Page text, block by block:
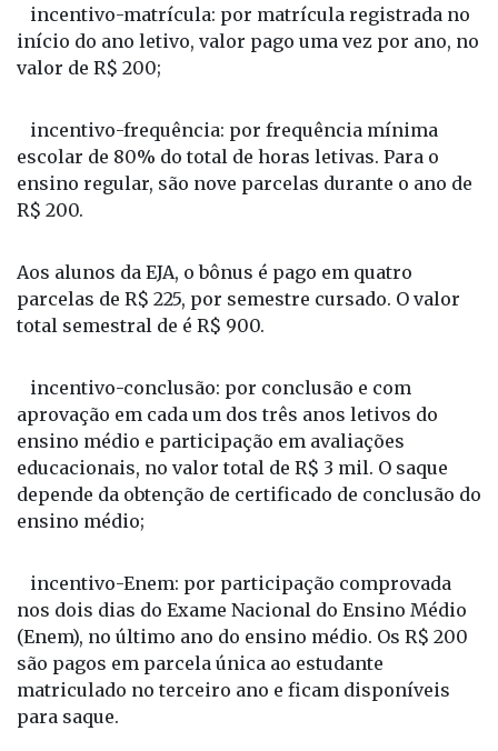
valor de R$ 200;
escolar de 80% do total de horas letivas. Para o
ensino regular, são nove parcelas durante o ano de
R$ 200.
parcelas de R$ 225, por semestre cursado. O valor
total semestral de é R$ 900.
aprovação em cada um dos três anos letivos do
ensino médio e participação em avaliações
educacionais, no valor total de R$ 3 mil. O saque
depende da obtenção de certificado de conclusão do
ensino médio;
nos dois dias do Exame Nacional do Ensino Médio
(Enem), no último ano do ensino médio. Os R$ 200
são pagos em parcela única ao estudante
matriculado no terceiro ano e ficam disponíveis
para saque.